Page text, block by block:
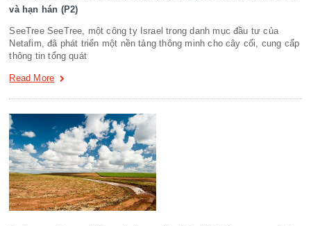
và hạn hán (P2)
SeeTree SeeTree, một công ty Israel trong danh mục đầu tư của
Netafim, đã phát triển một nền tảng thông minh cho cây cối, cung cấp
thông tin tổng quát
Read More